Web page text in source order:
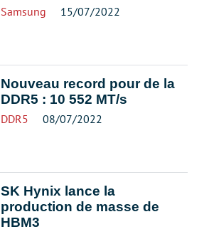
Samsung 15/07/2022
Nouveau record pour de la
DDR5 : 10 552 MT/s
DDR5 08/07/2022
SK Hynix lance la
production de masse de
HBM3